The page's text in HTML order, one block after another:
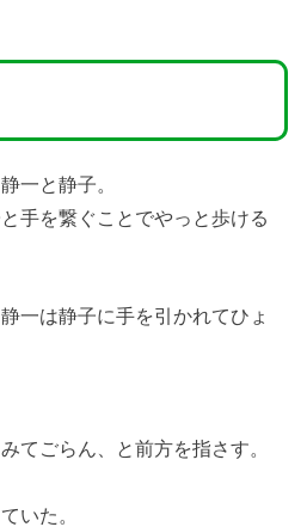
一と静子。
手を繋ぐことでやっと歩ける
一は静子に手を引かれてひょ
てごらん、と前方を指さす。
いた。